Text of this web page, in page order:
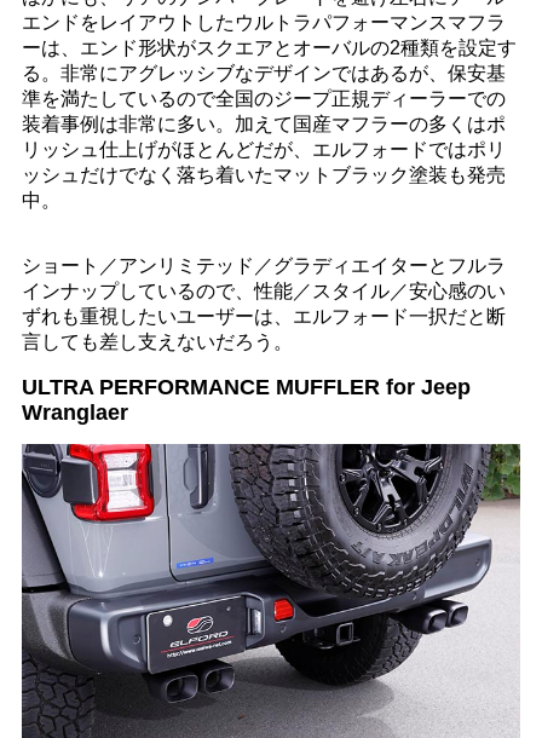
エンドをレイアウトしたウルトラパフォーマンスマフラ
ーは、エンド形状がスクエアとオーバルの2種類を設定す
る。非常にアグレッシブなデザインではあるが、保安基
準を満たしているので全国のジープ正規ディーラーでの
装着事例は非常に多い。加えて国産マフラーの多くはポ
リッシュ仕上げがほとんどだが、エルフォードではポリ
ッシュだけでなく落ち着いたマットブラック塗装も発売
中。
ショート／アンリミテッド／グラディエイターとフルラ
インナップしているので、性能／スタイル／安心感のい
ずれも重視したいユーザーは、エルフォード一択だと断
言しても差し支えないだろう。
ULTRA PERFORMANCE MUFFLER for Jeep
Wranglaer